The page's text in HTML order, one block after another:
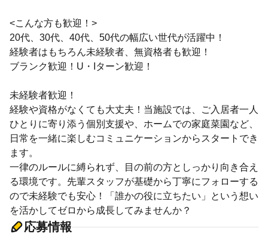
<こんな方も歓迎！>
20代、30代、40代、50代の幅広い世代が活躍中！
経験者はもちろん未経験者、無資格者も歓迎！
ブランク歓迎！U・Iターン歓迎！
未経験者歓迎！
経験や資格がなくても大丈夫！当施設では、ご入居者一人
ひとりに寄り添う個別支援や、ホームでの家庭菜園など、
日常を一緒に楽しむコミュニケーションからスタートでき
ます。
一律のルールに縛られず、目の前の方としっかり向き合え
る環境です。先輩スタッフが基礎から丁寧にフォローする
ので未経験でも安心！「誰かの役に立ちたい」という想い
を活かしてゼロから成長してみませんか？
応募情報